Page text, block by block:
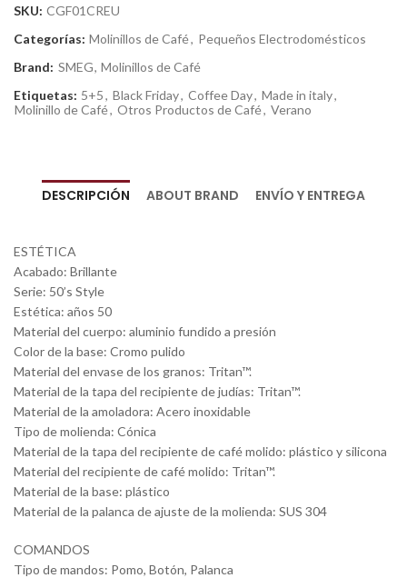
SKU: CGF01CREU
Categorías: Molinillos de Café, Pequeños Electrodomésticos
Brand: SMEG, Molinillos de Café
Etiquetas: 5+5, Black Friday, Coffee Day, Made in italy,
Molinillo de Café, Otros Productos de Café, Verano
DESCRIPCIÓN ABOUT BRAND ENVÍO Y ENTREGA
ESTÉTICA
Acabado: Brillante
Serie: 50’s Style
Estética: años 50
Material del cuerpo: aluminio fundido a presión
Color de la base: Cromo pulido
Material del envase de los granos: Tritan™.
Material de la tapa del recipiente de judías: Tritan™.
Material de la amoladora: Acero inoxidable
Tipo de molienda: Cónica
Material de la tapa del recipiente de café molido: plástico y silicona
Material del recipiente de café molido: Tritan™.
Material de la base: plástico
Material de la palanca de ajuste de la molienda: SUS 304
COMANDOS
Tipo de mandos: Pomo, Botón, Palanca